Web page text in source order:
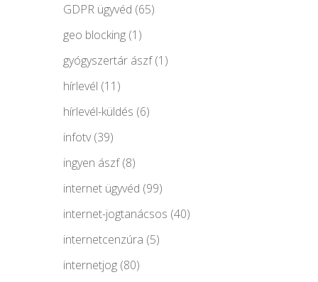
GDPR ügyvéd (65)
geo blocking(1)
gyógyszertár ászf(1)
hírlevél (11)
hírlevél-küldés (6)
infotv(39)
ingyen ászf(8)
internet ügyvéd (99)
internet-jogtanácsos (40)
internetcenzúra (5)
internetjog(80)